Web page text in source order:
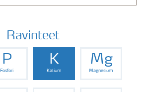
Ravinteet
P
Fosfori
K
Kalium
Mg
Magnesium